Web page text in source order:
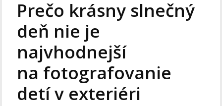
Prečo krásny slnečný
deň nie je
najvhodnejší
na fotografovanie
detí v exteriéri